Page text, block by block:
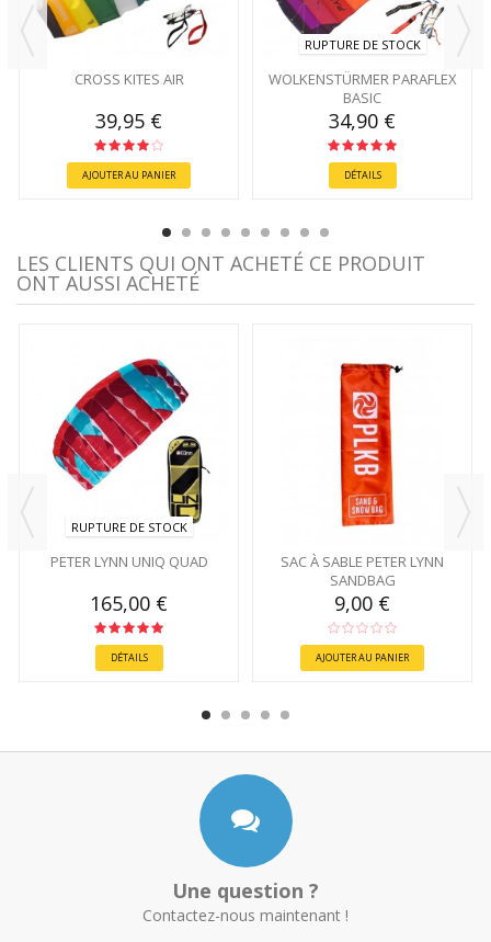
CROSS KITES AIR
39,95 €
AJOUTER AU PANIER
RUPTURE DE STOCK
WOLKENSTÜRMER PARAFLEX
BASIC
34,90 €
DÉTAILS
LES CLIENTS QUI ONT ACHETÉ CE PRODUIT
ONT AUSSI ACHETÉ
RUPTURE DE STOCK
PETER LYNN UNIQ QUAD
165,00 €
DÉTAILS
SAC À SABLE PETER LYNN
SANDBAG
9,00 €
AJOUTER AU PANIER
Une question ?
Contactez-nous maintenant !